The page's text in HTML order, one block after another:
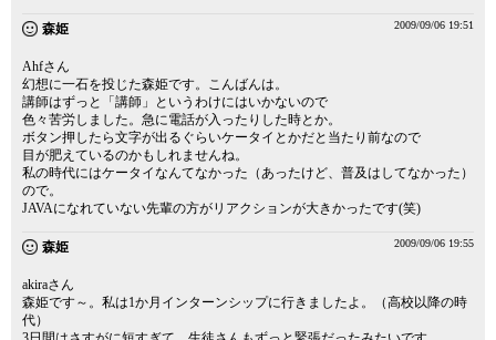
森姫 2009/09/06 19:51
Ahfさん
幻想に一石を投じた森姫です。こんばんは。
講師はずっと「講師」というわけにはいかないので
色々苦労しました。急に電話が入ったりした時とか。
ボタン押したら文字が出るぐらいケータイとかだと当たり前なので
目が肥えているのかもしれませんね。
私の時代にはケータイなんてなかった（あったけど、普及はしてなかった）
ので。
JAVAになれていない先輩の方がリアクションが大きかったです(笑)
森姫 2009/09/06 19:55
akiraさん
森姫です～。私は1か月インターンシップに行きましたよ。（高校以降の時
代）